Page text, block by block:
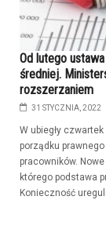
Od lutego
średniej.
rozszerzaniem
31 STYCZNIA, 2022
W ubiegły
porządku
pracowników.
którego podstawa
Konieczność